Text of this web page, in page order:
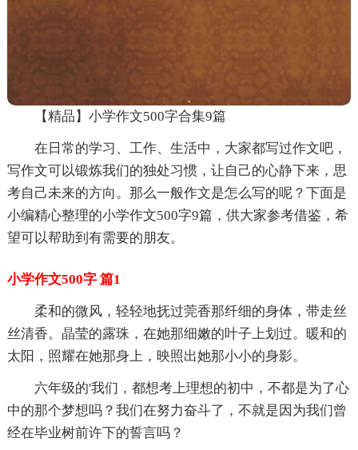
【精品】小学作文500字合集9篇
在日常的学习、工作、生活中，大家都写过作文吧，
写作文可以锻炼我们的独处习惯，让自己的心静下来，思
考自己未来的方向。那么一般作文是怎么写的呢？下面是
小编精心整理的小学作文500字9篇，供大家参考借鉴，希
望可以帮助到有需要的朋友。
小学作文500字 篇1
柔和的微风，轻轻地抚过莞香那纤细的身体，带走丝
丝清香。晶莹的露珠，在她那细嫩的叶子上划过。暖和的
太阳，照耀在她那身上，映照出她那小小的身影。
六年级的'我们，都想考上理想的初中，不都是为了心
中的那个梦想吗？我们在努力奋斗了，不就是因为我们曾
经在毕业树前许下的誓言吗？